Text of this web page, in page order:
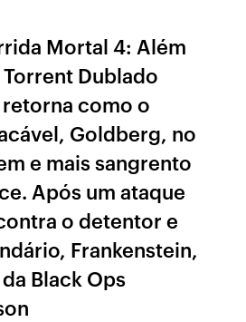
Mortal 4: Além
Dublado
como o
Goldberg, no
e mais sangrento
Após um ataque
o detentor e
Frankenstein,
Black Ops